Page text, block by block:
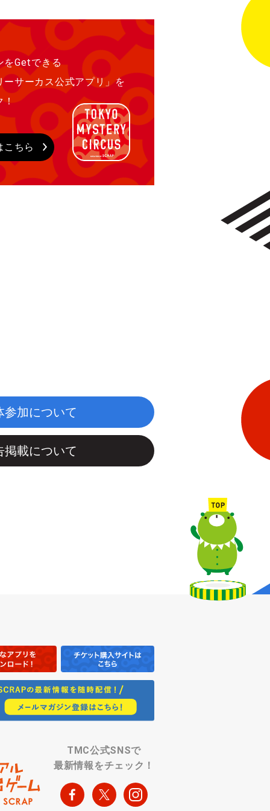
をGetできる
ーサーカス公式アプリ」を
！
こちら
参加について
掲載について
TMC公式SNSで
最新情報をチェック！